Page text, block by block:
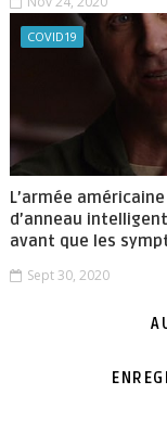
COVID19
L’armée
d’anneau
avant que les
Sept 30, 2020